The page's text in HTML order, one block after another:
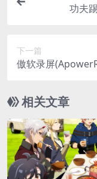
功夫
下一篇
傲软录屏
相关文章